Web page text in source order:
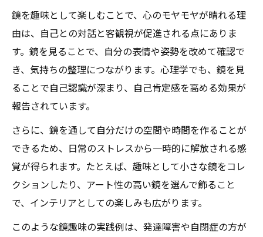
鏡を趣味として楽しむことで、心のモヤモヤが晴れる理
由は、自己との対話と客観視が促進される点にありま
す。鏡を見ることで、自分の表情や姿勢を改めて確認で
き、気持ちの整理につながります。心理学でも、鏡を見
ることで自己認識が深まり、自己肯定感を高める効果が
報告されています。
さらに、鏡を通して自分だけの空間や時間を作ることが
できるため、日常のストレスから一時的に解放される感
覚が得られます。たとえば、趣味として小さな鏡をコレ
クションしたり、アート性の高い鏡を選んで飾ること
で、インテリアとしての楽しみも広がります。
このような鏡趣味の実践例は、発達障害や自閉症の方が